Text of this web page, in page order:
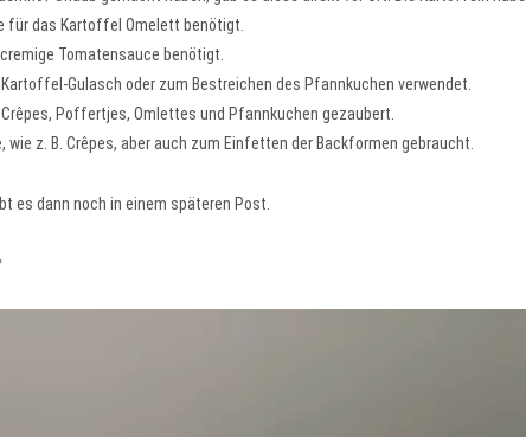
für das Kartoffel Omelett benötigt.
Tomatensauce benötigt.
Gulasch oder zum Bestreichen des Pfannkuchen verwendet.
Crêpes, Poffertjes, Omlettes und Pfannkuchen gezaubert.
wie z. B. Crêpes, aber auch zum Einfetten der Backformen gebraucht.
es dann noch in einem späteren Post.